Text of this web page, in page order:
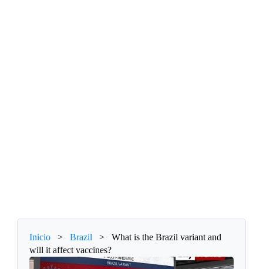
Inicio > Brazil >
What is the Brazil variant and
will it affect vaccines?